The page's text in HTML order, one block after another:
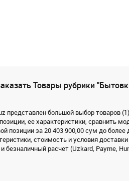
Товары рубрики
представлен большой выбор товаров
ее характеристики, сравнить
позиции за 20 403 900,00 сум до
стоимость и условия
безналичный расчет (Uzkard, Payme,